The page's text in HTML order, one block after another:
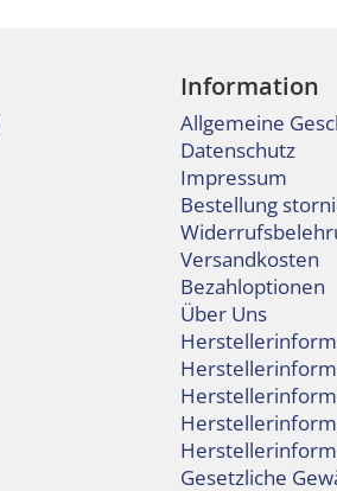
Information
Allgemeine
Datenschutz
Impressum
Bestellung
Versandkosten
Bezahloptionen
Über Uns
Gesetzliche